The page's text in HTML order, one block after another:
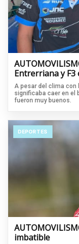
Entrerriana y F3
A pesar del clima con
significaba caer en el
fueron muy buenos.
DEPORTES
imbatible